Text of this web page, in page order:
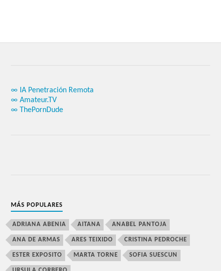
∞ IA Penetración Remota
∞ Amateur.TV
∞ ThePornDude
MÁS POPULARES
ADRIANA ABENIA AITANA ANABEL PANTOJA
ANA DE ARMAS ARES TEIXIDO CRISTINA PEDROCHE
ESTER EXPOSITO MARTA TORNE SOFIA SUESCUN